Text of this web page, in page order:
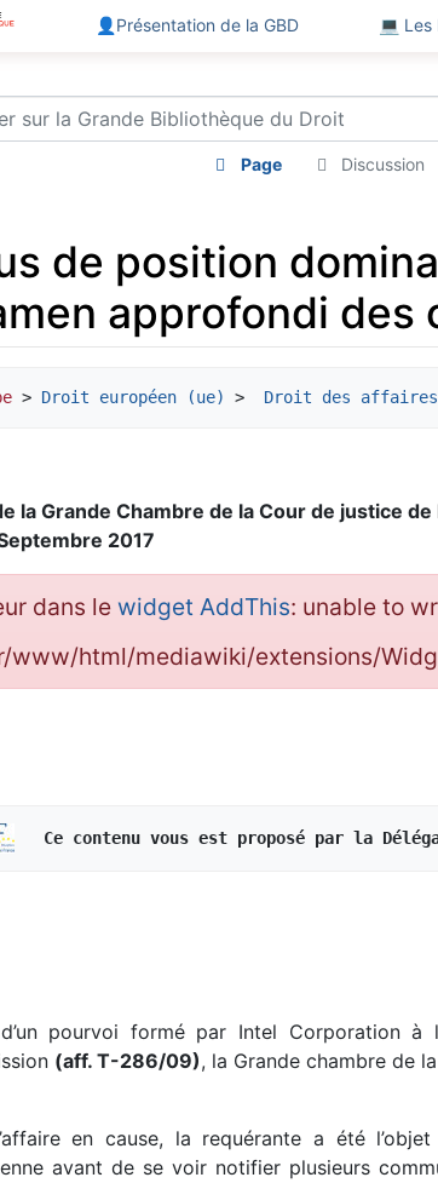
👤Présentation de la GBD 💻 Les
Page Discussion
de position
approfondi des
> Droit européen (ue) > Droit des affaires
la Grande Chambre de la Cour de justice de
2017
dans le widget AddThis: unable to
www/html/mediawiki/extensions/
Ce contenu vous est proposé par la
pourvoi formé par Intel Corporation à
(aff. T-286/09), la Grande chambre de
en cause, la requérante a été
avant de se voir notifier plusieurs